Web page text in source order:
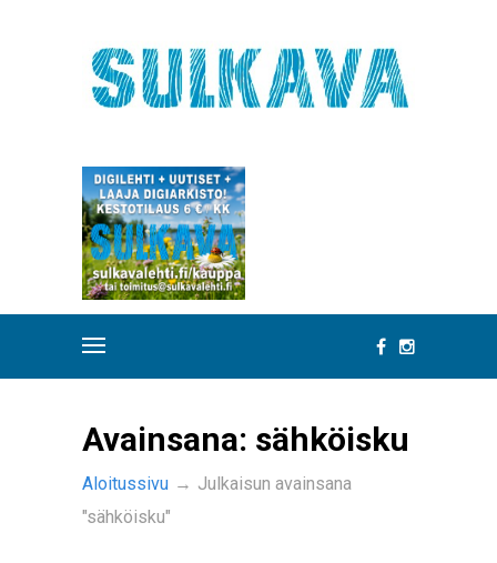
Avainsana: sähköisku
Aloitussivu → Julkaisun avainsana
"sähköisku"